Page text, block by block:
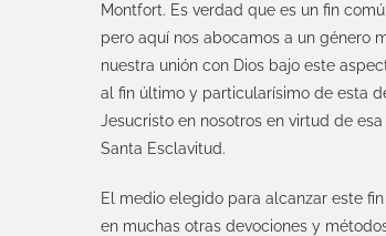
Montfort. Es verdad que es un fin
pero aquí nos abocamos a un género
nuestra unión con Dios bajo este
al fin último y particularísimo de esta
Jesucristo en nosotros en virtud de
Santa Esclavitud.
El medio elegido para alcanzar este
en muchas otras devociones y